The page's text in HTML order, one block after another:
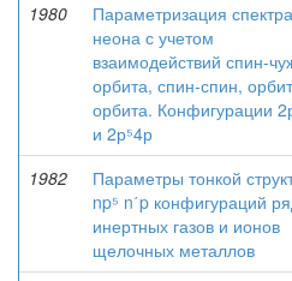
1980
Параметризация спектра
неона с учетом
взаимодействий спин-
орбита, спин-спин,
орбита. Конфигурации
и 2р⁵4р
1982
Параметры тонкой
np⁵ n΄p конфигураций
инертных газов и ионов
щелочных металлов